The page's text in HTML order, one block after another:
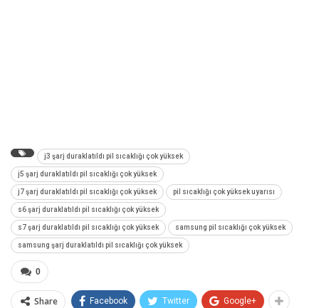
j3 şarj duraklatıldı pil sıcaklığı çok yüksek
j5 şarj duraklatıldı pil sıcaklığı çok yüksek
j7 şarj duraklatıldı pil sıcaklığı çok yüksek pil sıcaklığı çok yüksek uyarısı
s6 şarj duraklatıldı pil sıcaklığı çok yüksek
s7 şarj duraklatıldı pil sıcaklığı çok yüksek samsung pil sıcaklığı çok yüksek
samsung şarj duraklatıldı pil sıcaklığı çok yüksek
0
Share Facebook Twitter Google+